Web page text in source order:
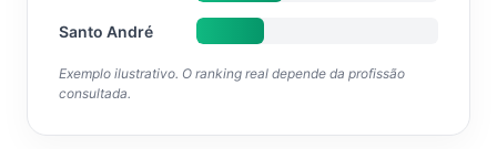
Santo André
Exemplo ilustrativo. O ranking real depende da profissão
consultada.